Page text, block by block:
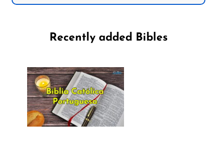
Recently added Bibles